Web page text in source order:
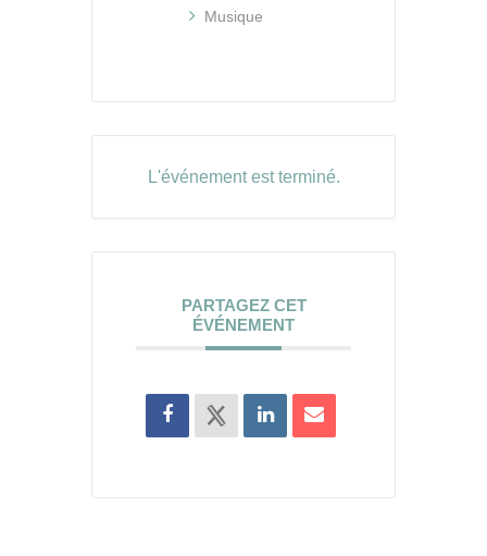
Musique
L'événement est terminé.
PARTAGEZ CET
ÉVÉNEMENT